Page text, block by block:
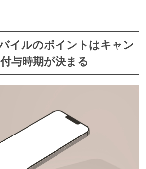
イルのポイントはキャン
与時期が決まる